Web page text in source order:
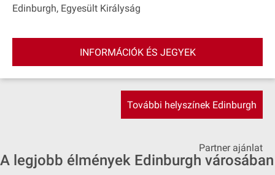
Edinburgh, Egyesült Királyság
INFORMÁCIÓK ÉS JEGYEK
További helyszínek Edinburgh
Partner ajánlat
A legjobb élmények Edinburgh városában